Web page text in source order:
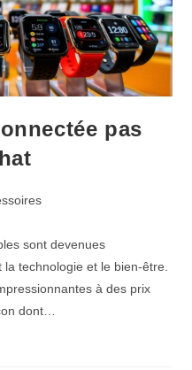
pas
sont devenues
technologie et le bien-être.
à des prix
dont…